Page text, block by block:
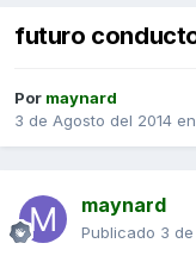
futuro
Por maynard
3 de Agosto del 2014 en
maynard
Publicado 3